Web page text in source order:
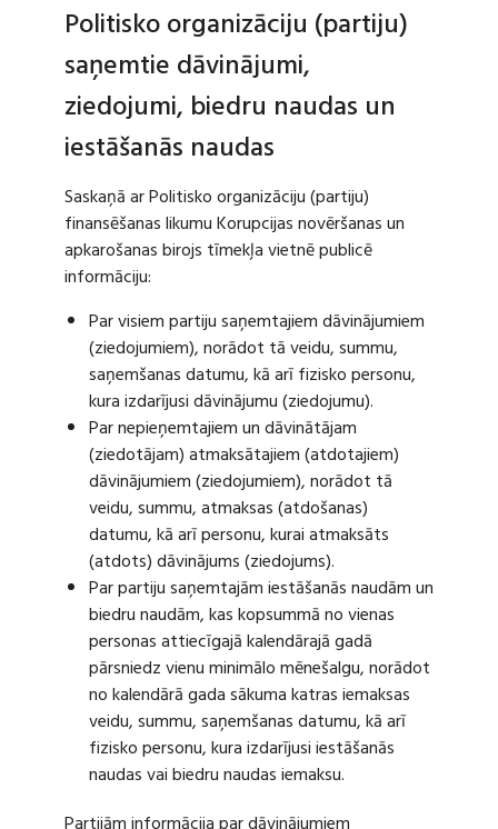
Politisko organizāciju (partiju)
saņemtie dāvinājumi,
ziedojumi, biedru naudas un
iestāšanās naudas
Saskaņā ar Politisko organizāciju (partiju)
finansēšanas likumu Korupcijas novēršanas un
apkarošanas birojs tīmekļa vietnē publicē
informāciju:
Par visiem partiju saņemtajiem dāvinājumiem
(ziedojumiem), norādot tā veidu, summu,
saņemšanas datumu, kā arī fizisko personu,
kura izdarījusi dāvinājumu (ziedojumu).
Par nepieņemtajiem un dāvinātājam
(ziedotājam) atmaksātajiem (atdotajiem)
dāvinājumiem (ziedojumiem), norādot tā
veidu, summu, atmaksas (atdošanas)
datumu, kā arī personu, kurai atmaksāts
(atdots) dāvinājums (ziedojums).
Par partiju saņemtajām iestāšanās naudām un
biedru naudām, kas kopsummā no vienas
personas attiecīgajā kalendārajā gadā
pārsniedz vienu minimālo mēnešalgu, norādot
no kalendārā gada sākuma katras iemaksas
veidu, summu, saņemšanas datumu, kā arī
fizisko personu, kura izdarījusi iestāšanās
naudas vai biedru naudas iemaksu.
Partijām informācija par dāvinājumiem